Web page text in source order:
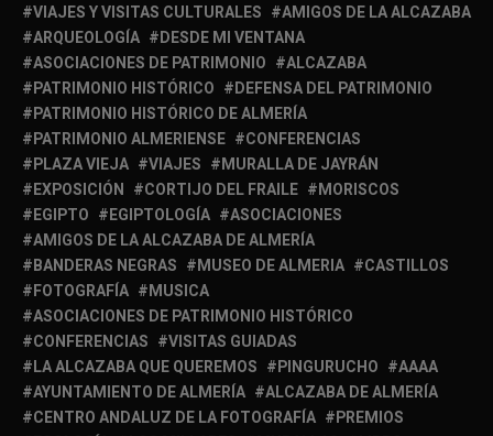
VIAJES Y VISITAS CULTURALES
AMIGOS DE LA ALCAZABA
ARQUEOLOGÍA
DESDE MI VENTANA
ASOCIACIONES DE PATRIMONIO
ALCAZABA
PATRIMONIO HISTÓRICO
DEFENSA DEL PATRIMONIO
PATRIMONIO HISTÓRICO DE ALMERÍA
PATRIMONIO ALMERIENSE
CONFERENCIAS
PLAZA VIEJA
VIAJES
MURALLA DE JAYRÁN
EXPOSICIÓN
CORTIJO DEL FRAILE
MORISCOS
EGIPTO
EGIPTOLOGÍA
ASOCIACIONES
AMIGOS DE LA ALCAZABA DE ALMERÍA
BANDERAS NEGRAS
MUSEO DE ALMERIA
CASTILLOS
FOTOGRAFÍA
MUSICA
ASOCIACIONES DE PATRIMONIO HISTÓRICO
CONFERENCIAS
VISITAS GUIADAS
LA ALCAZABA QUE QUEREMOS
PINGURUCHO
AAAA
AYUNTAMIENTO DE ALMERÍA
ALCAZABA DE ALMERÍA
CENTRO ANDALUZ DE LA FOTOGRAFÍA
PREMIOS